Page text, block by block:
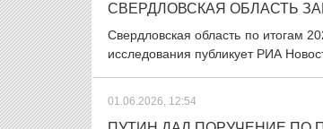
СВЕРДЛОВСКАЯ ОБЛАСТЬ
Свердловская область по итогам
исследования публикует РИА
01.06.2026, 12:54